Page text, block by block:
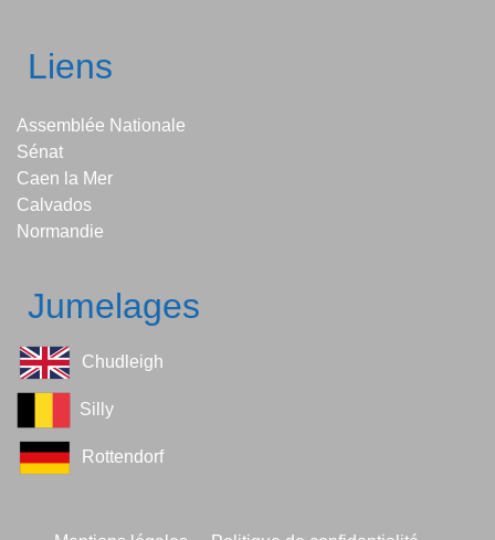
Liens
Assemblée Nationale
Sénat
Caen la Mer
Calvados
Normandie
Jumelages
Chudleigh
Silly
Rottendorf